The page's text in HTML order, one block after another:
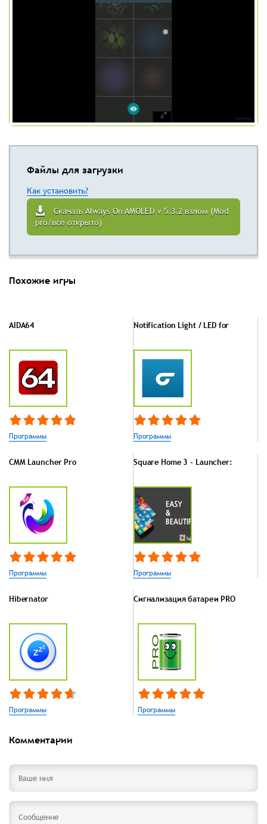
Файлы для загрузки
Как установить?
Скачать Always On AMOLED v 5.3.2 взлом (Mod
pro/все открыто)
Похожие игры
AIDA64
Программы
Notification Light / LED for
Программы
CMM Launcher Pro
Программы
Square Home 3 - Launcher:
Программы
Hibernator
Программы
Сигнализация батареи PRO
Программы
Комментарии